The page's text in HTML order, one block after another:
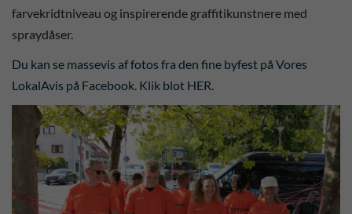
farvekridtniveau og inspirerende graffitikunstnere med
spraydåser.
Du kan se massevis af fotos fra den fine byfest på Vores
LokalAvis på Facebook. Klik blot HER.